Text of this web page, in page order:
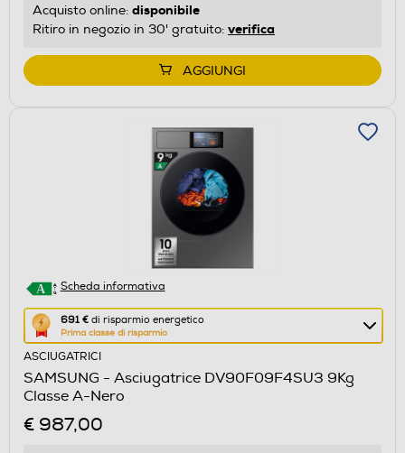
energetico
di
Youreko.
Acquisto online: disponibile
Ritiro in negozio in 30' gratuito: verifica
AGGIUNGI
Scheda informativa
691 € di risparmio energetico
Prima classe di risparmio
Questa
azione
aprirà
il
Calcolatore
di
ASCIUGATRICI
SAMSUNG - Asciugatrice DV90F09F4SU3 9Kg
Classe A-Nero
€ 987,00